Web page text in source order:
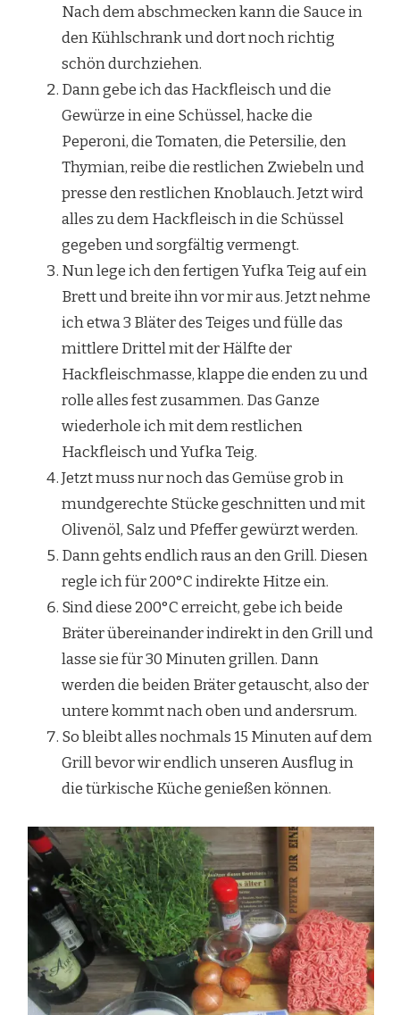
Nach dem abschmecken kann die Sauce in
den Kühlschrank und dort noch richtig
schön durchziehen.
Dann gebe ich das Hackfleisch und die
Gewürze in eine Schüssel, hacke die
Peperoni, die Tomaten, die Petersilie, den
Thymian, reibe die restlichen Zwiebeln und
presse den restlichen Knoblauch. Jetzt wird
alles zu dem Hackfleisch in die Schüssel
gegeben und sorgfältig vermengt.
Nun lege ich den fertigen Yufka Teig auf ein
Brett und breite ihn vor mir aus. Jetzt nehme
ich etwa 3 Bläter des Teiges und fülle das
mittlere Drittel mit der Hälfte der
Hackfleischmasse, klappe die enden zu und
rolle alles fest zusammen. Das Ganze
wiederhole ich mit dem restlichen
Hackfleisch und Yufka Teig.
Jetzt muss nur noch das Gemüse grob in
mundgerechte Stücke geschnitten und mit
Olivenöl, Salz und Pfeffer gewürzt werden.
Dann gehts endlich raus an den Grill. Diesen
regle ich für 200°C indirekte Hitze ein.
Sind diese 200°C erreicht, gebe ich beide
Bräter übereinander indirekt in den Grill und
lasse sie für 30 Minuten grillen. Dann
werden die beiden Bräter getauscht, also der
untere kommt nach oben und andersrum.
So bleibt alles nochmals 15 Minuten auf dem
Grill bevor wir endlich unseren Ausflug in
die türkische Küche genießen können.